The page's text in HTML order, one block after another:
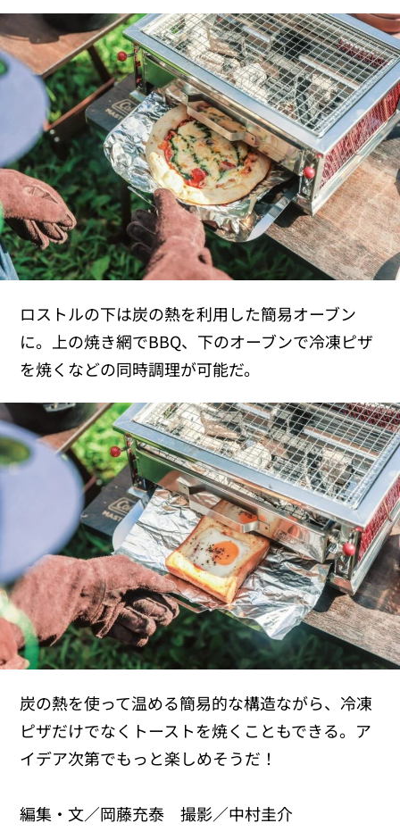
ロストルの下は炭の熱を利用した簡易オーブン
に。上の焼き網でBBQ、下のオーブンで冷凍ピザ
を焼くなどの同時調理が可能だ。
炭の熱を使って温める簡易的な構造ながら、冷凍
ピザだけでなくトーストを焼くこともできる。ア
イデア次第でもっと楽しめそうだ！
編集・文／岡藤充泰 撮影／中村圭介